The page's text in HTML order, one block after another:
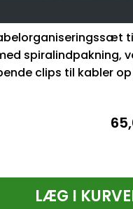
spiralindpakning,
clips til kabler
LÆG I